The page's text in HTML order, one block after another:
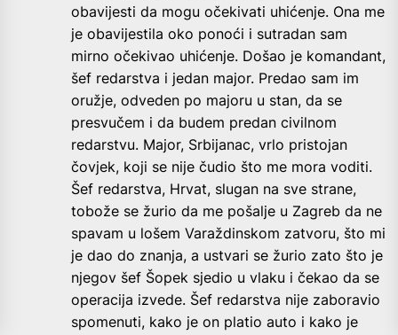
obavijesti da mogu očekivati uhićenje. Ona me
je obavijestila oko ponoći i sutradan sam
mirno očekivao uhićenje. Došao je komandant,
šef redarstva i jedan major. Predao sam im
oružje, odveden po majoru u stan, da se
presvučem i da budem predan civilnom
redarstvu. Major, Srbijanac, vrlo pristojan
čovjek, koji se nije čudio što me mora voditi.
Šef redarstva, Hrvat, slugan na sve strane,
tobože se žurio da me pošalje u Zagreb da ne
spavam u lošem Varaždinskom zatvoru, što mi
je dao do znanja, a ustvari se žurio zato što je
njegov šef Šopek sjedio u vlaku i čekao da se
operacija izvede. Šef redarstva nije zaboravio
spomenuti, kako je on platio auto i kako je